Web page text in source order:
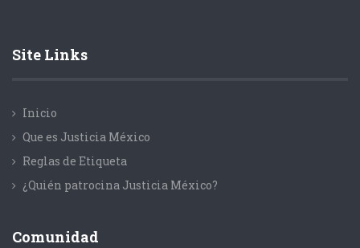
Site Links
Inicio
Que es Justicia México
Reglas de Etiqueta
¿Quién patrocina Justicia México?
Comunidad